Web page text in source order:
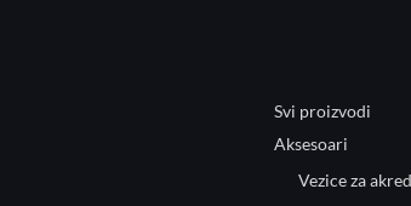
Svi proizvodi
Aksesoari
Vezice za